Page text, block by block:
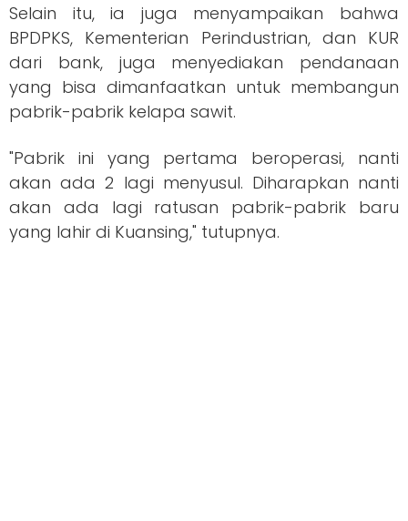
Selain itu, ia juga menyampaikan bahwa
BPDPKS, Kementerian Perindustrian, dan KUR
dari bank, juga menyediakan pendanaan
yang bisa dimanfaatkan untuk membangun
pabrik-pabrik kelapa sawit.
"Pabrik ini yang pertama beroperasi, nanti
akan ada 2 lagi menyusul. Diharapkan nanti
akan ada lagi ratusan pabrik-pabrik baru
yang lahir di Kuansing," tutupnya.